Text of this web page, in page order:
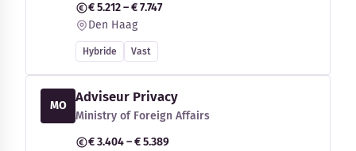
€ 5.212 – € 7.747
Den Haag
Hybride Vast
MO
Adviseur Privacy
Ministry of Foreign Affairs
€ 3.404 – € 5.389